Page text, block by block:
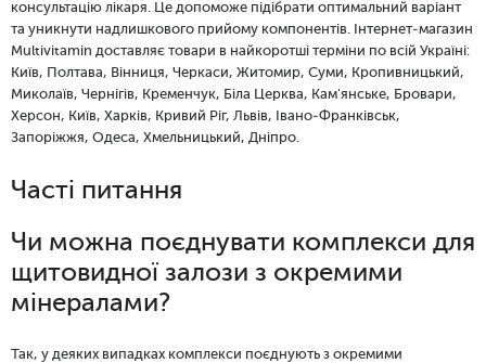
консультацію лікаря. Це допоможе підібрати оптимальний варіант
та уникнути надлишкового прийому компонентів. Інтернет-магазин
Multivitamin доставляє товари в найкоротші терміни по всій Україні:
Київ, Полтава, Вінниця, Черкаси, Житомир, Суми, Кропивницький,
Миколаїв, Чернігів, Кременчук, Біла Церква, Кам'янське, Бровари,
Херсон, Київ, Харків, Кривий Ріг, Львів, Івано-Франківськ,
Запоріжжя, Одеса, Хмельницький, Дніпро.
Часті питання
Чи можна поєднувати комплекси для
щитовидної залози з окремими
мінералами?
Так, у деяких випадках комплекси поєднують з окремими